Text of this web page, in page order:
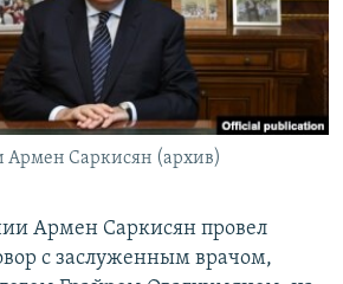
Азатутюн
Саркисян (архив)
Армен Саркисян провел
с заслуженным врачом,